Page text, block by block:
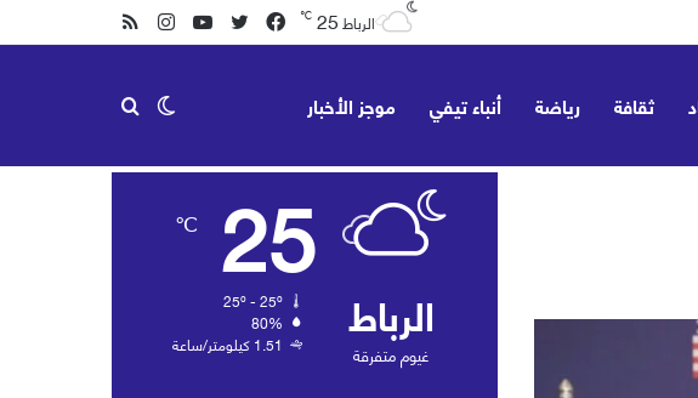
RSS
انستقرام يوتيوب تويتر
فيسبوك الرباط25
℃
ثقافة رياضة أنباء تيفي موجز الأخبار الوضع
الرباط
غيوم متفرقة
25
℃
80%
1.51 كيلومتر/ساعة